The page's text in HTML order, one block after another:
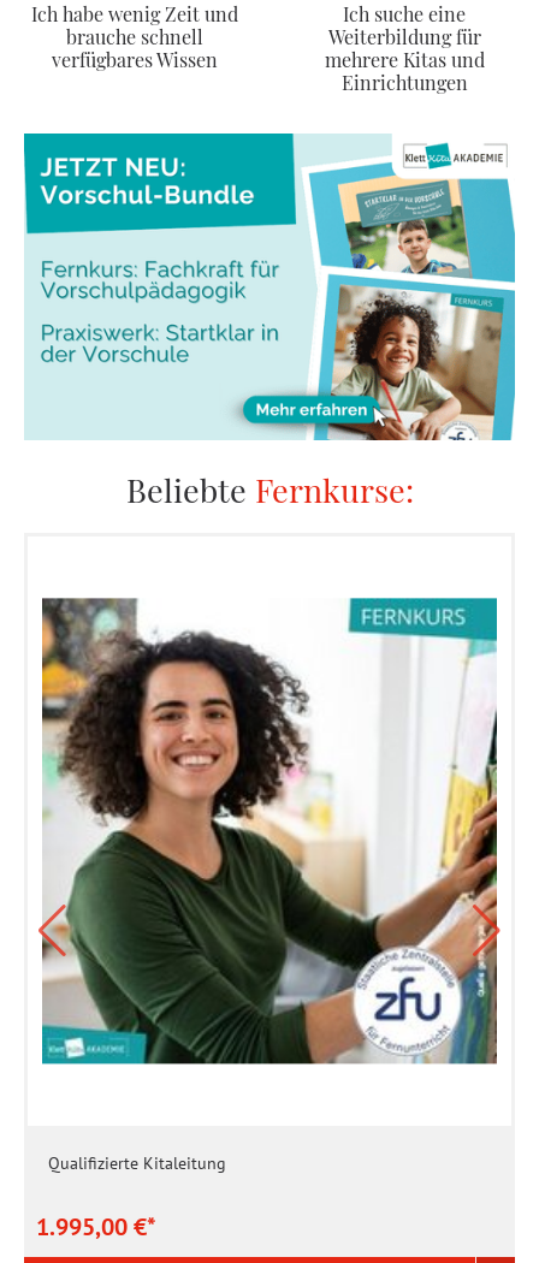
Ich habe wenig Zeit und
brauche schnell
verfügbares Wissen
Ich suche eine
Weiterbildung für
mehrere Kitas und
Einrichtungen
Beliebte Fernkurse:
Qualifizierte Kitaleitung
1.995,00 €*